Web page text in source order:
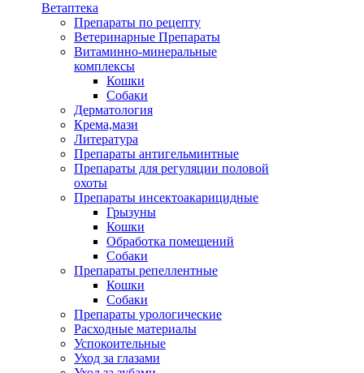
Ветаптека
Препараты по рецепту
Ветеринарные Препараты
Витаминно-минеральные
комплексы
Кошки
Собаки
Дерматология
Крема,мази
Литература
Препараты антигельминтные
Препараты для регуляции половой
охоты
Препараты инсектоакарицидные
Грызуны
Кошки
Обработка помещений
Собаки
Препараты репеллентные
Кошки
Собаки
Препараты урологические
Расходные материалы
Успокоительные
Уход за глазами